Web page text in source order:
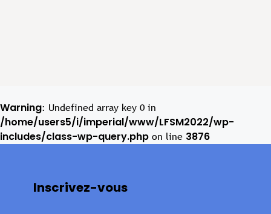
Warning: Undefined array key 0 in
/home/users5/i/imperial/www/LFSM2022/wp-
includes/class-wp-query.php on line 3876
Inscrivez-vous